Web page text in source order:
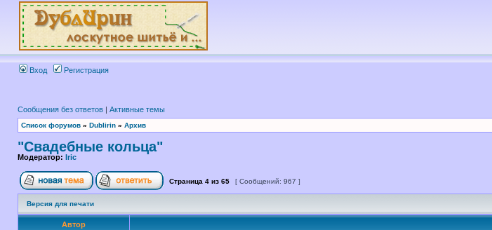
Вход Регистрация
Сообщения без ответов | Активные темы
Список форумов » Dublirin » Архив
"Свадебные кольца"
Модератор: Iric
Страница 4 из 65 [ Сообщений: 967 ]
Версия для печати
Автор